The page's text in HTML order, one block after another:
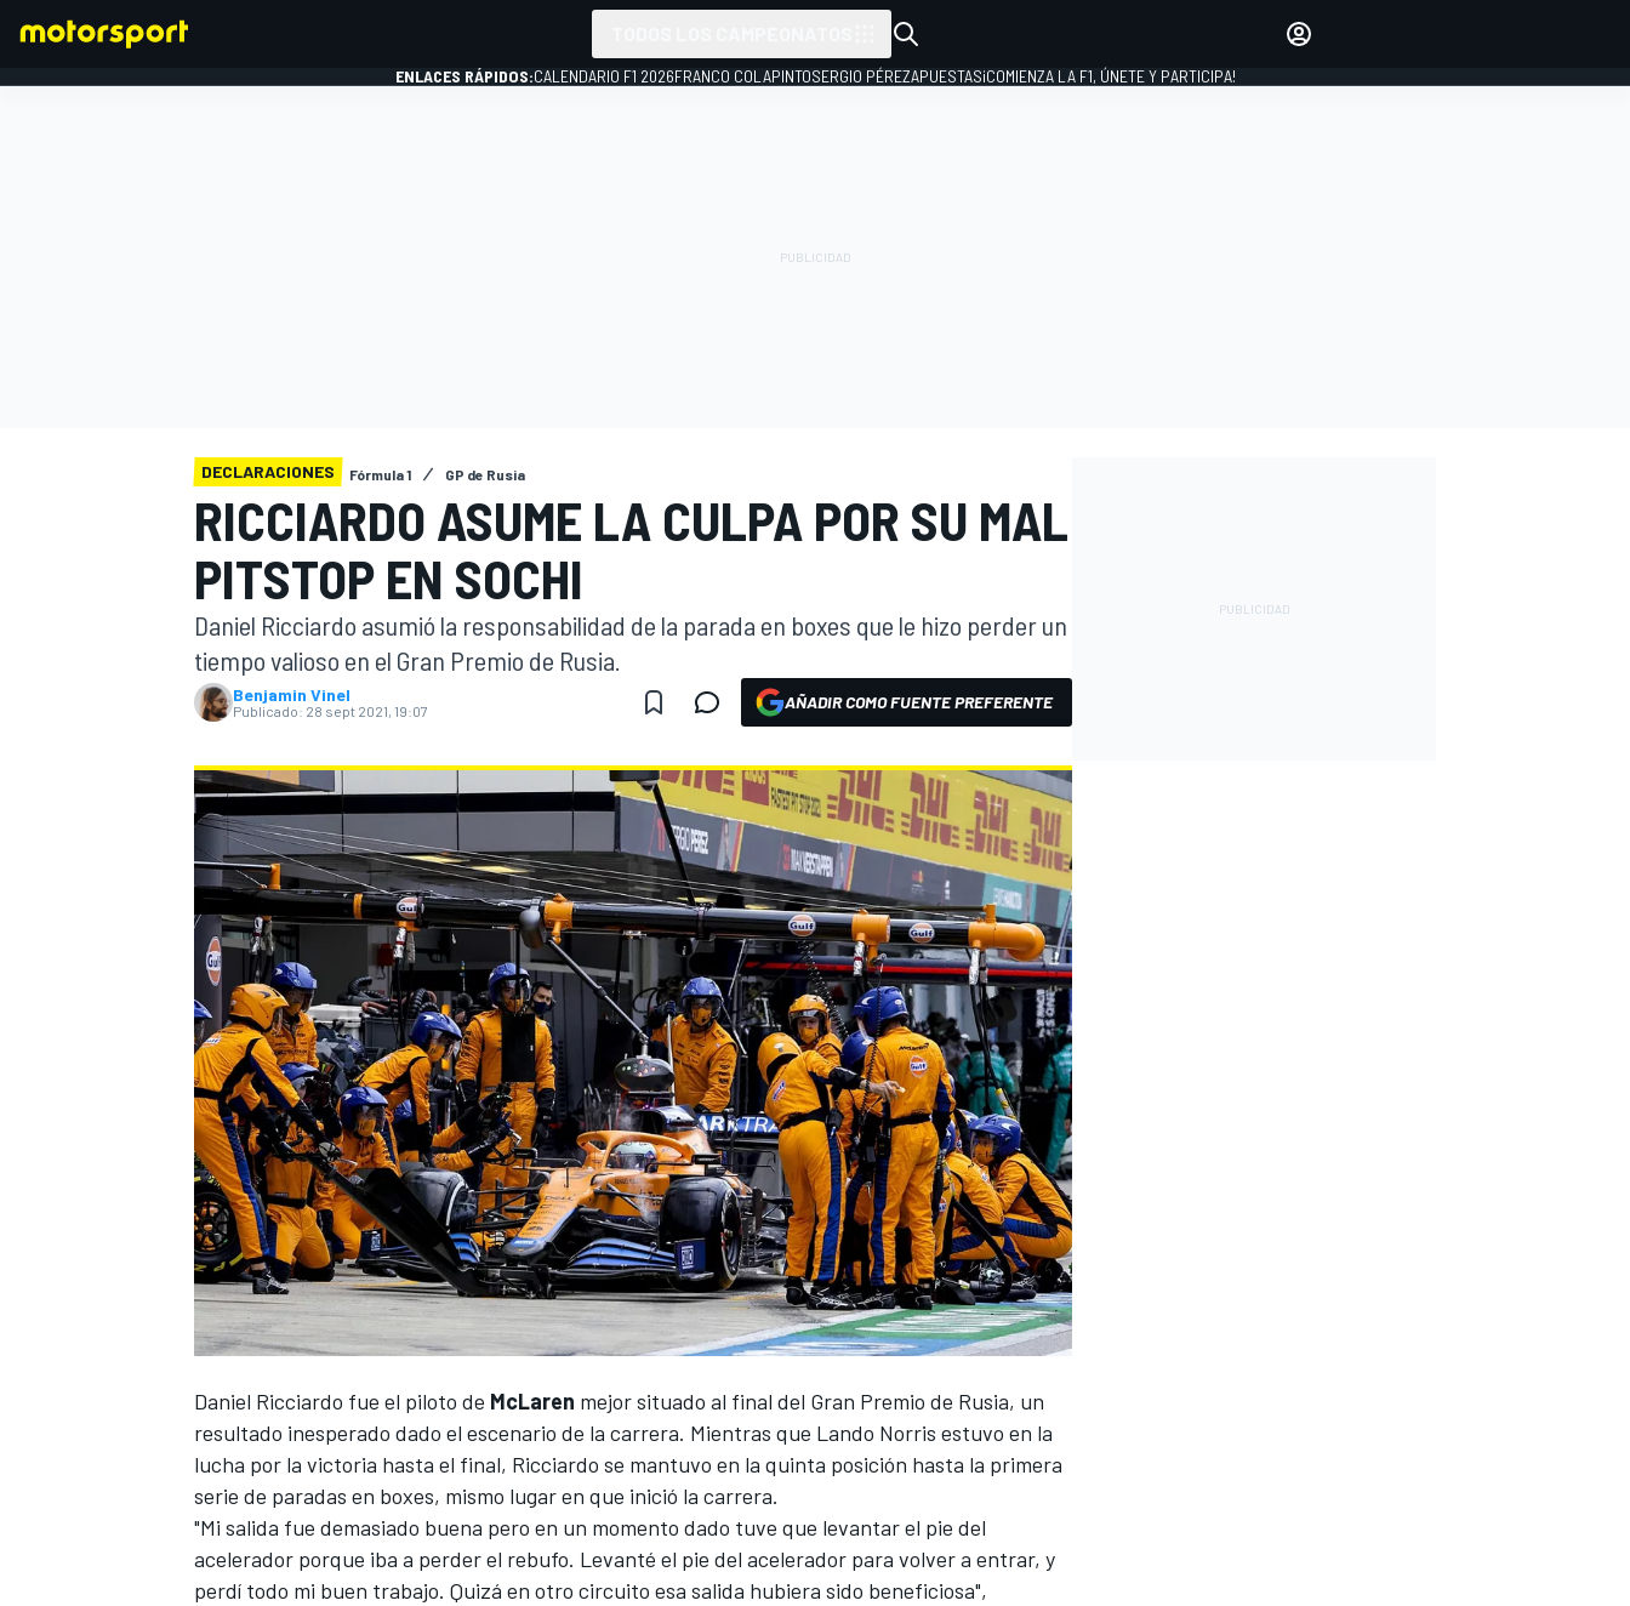
INDYCAR
MOTOGP
NASCAR CUP
INICIAR SESIÓN
ENLACES RÁPIDOS:CALENDARIO F1 2026FRANCO COLAPINTOSERGIO PÉREZAPUESTAS¡COMIENZA LA F1, ÚNETE Y PARTICIPA!
DECLARACIONES Fórmula 1 GP de Rusia
RICCIARDO ASUME LA CULPA POR SU MAL
PITSTOP EN SOCHI
Daniel Ricciardo asumió la responsabilidad de la parada en boxes que le hizo perder un
tiempo valioso en el Gran Premio de Rusia.
Benjamin Vinel
Publicado: 28 sept 2021, 19:07 AÑADIR COMO FUENTE PREFERENTE
Daniel Ricciardo fue el piloto de McLaren mejor situado al final del Gran Premio de Rusia, un
resultado inesperado dado el escenario de la carrera. Mientras que Lando Norris estuvo en la
lucha por la victoria hasta el final, Ricciardo se mantuvo en la quinta posición hasta la primera
serie de paradas en boxes, mismo lugar en que inició la carrera.
"Mi salida fue demasiado buena pero en un momento dado tuve que levantar el pie del
acelerador porque iba a perder el rebufo. Levanté el pie del acelerador para volver a entrar, y
perdí todo mi buen trabajo. Quizá en otro circuito esa salida hubiera sido beneficiosa",